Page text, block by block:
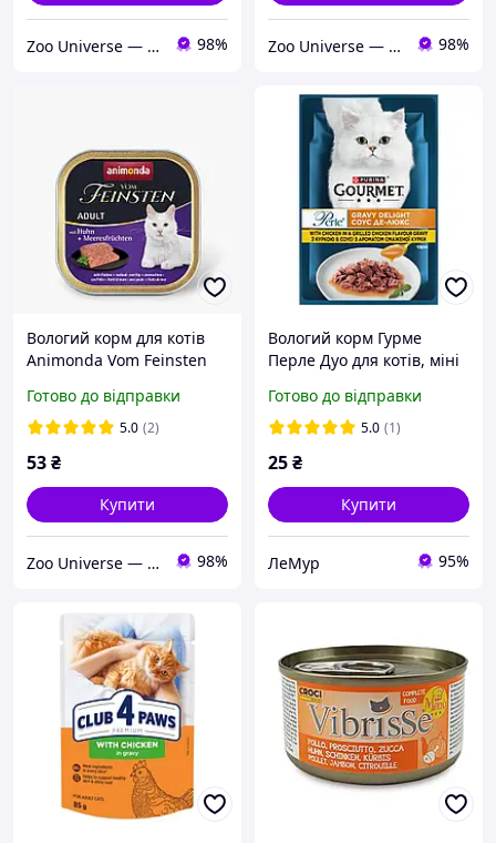
Zoo Universe — зоотовари для домашніх улюбленців 98% Zoo Universe — зоотовари для домашніх улюбленців 98%
Вологий корм для котів
Animonda Vom Feinsten
Seafood з куркою та
морепродуктами 100 г
Готово до відправки
5.0 (2)
53₴
Купити
Zoo Universe — зоотовари для домашніх улюбленців 98%
Вологий корм Гурме
Перле Дуо для котів, міні
(8445291188266)
Готово до відправки
5.0 (1)
25₴
Купити
ЛеМур 95%